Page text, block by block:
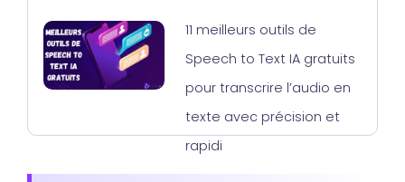
11 meilleurs outils de
Speech to Text IA gratuits
pour transcrire l’audio en
texte avec précision et
rapidi